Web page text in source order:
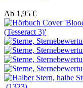
Ab 1,95 €